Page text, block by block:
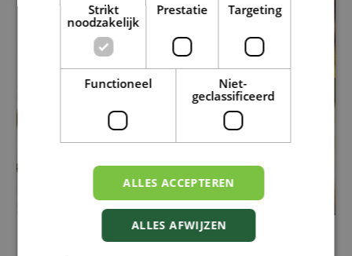
KRUIDEN DROGEN EN BEWAREN: GENIET
Strikt
noodzakelijk
Prestatie Targeting
Functioneel
Niet-
geclassificeerd
ALLES ACCEPTEREN
ALLES AFWIJZEN